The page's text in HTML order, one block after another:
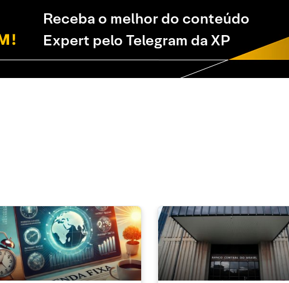
Receba o melhor do conteúdo
Expert pelo Telegram da XP